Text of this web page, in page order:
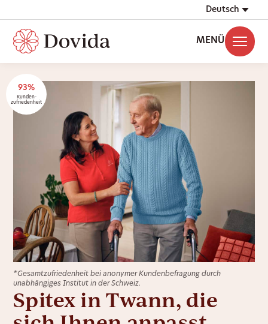
Deutsch
MENÜ
93%
Kunden-
zufriedenheit
*Gesamtzufriedenheit bei anonymer Kundenbefragung durch
unabhängiges Institut in der Schweiz.
Spitex in Twann, die